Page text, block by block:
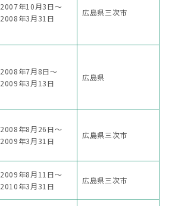
2007年10月3日〜
2008年3月31日
広島県三次市
2008年7月8日〜
2009年3月13日
広島県
2008年8月26日〜
2009年3月31日
広島県三次市
2009年8月11日〜
2010年3月31日
広島県三次市